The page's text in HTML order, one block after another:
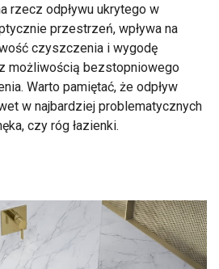
rzecz odpływu ukrytego w
przestrzeń, wpływa na
czyszczenia i wygodę
możliwością bezstopniowego
Warto pamiętać, że odpływ
w najbardziej problematycznych
czy róg łazienki.